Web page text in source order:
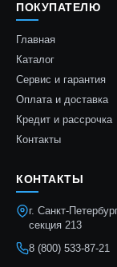
ПОКУПАТЕЛЮ
Главная
Каталог
Сервис и гарантия
Оплата и доставка
Кредит и рассрочка
Контакты
КОНТАКТЫ
г. Санкт-
секция 213
8 (800) 533-87-21